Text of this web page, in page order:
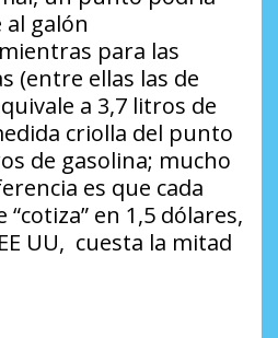
galón
para las
(entre ellas las de
a 3,7 litros de
criolla del punto
de gasolina; mucho
es que cada
en 1,5 dólares,
UU, cuesta la mitad